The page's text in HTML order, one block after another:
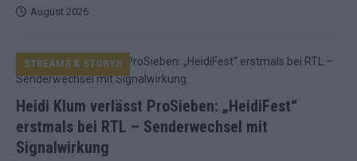
August 2026
Heidi Klum verlässt ProSieben: „HeidiFest“
erstmals bei RTL – Senderwechsel mit
Signalwirkung
STREAMS & STORYS